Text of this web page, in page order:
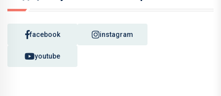
facebook instagram
youtube